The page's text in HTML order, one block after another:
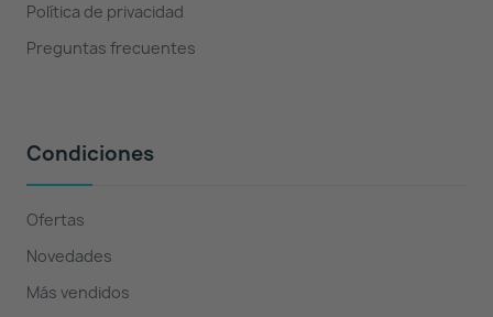
Política de privacidad
Preguntas frecuentes
Condiciones
Ofertas
Novedades
Más vendidos